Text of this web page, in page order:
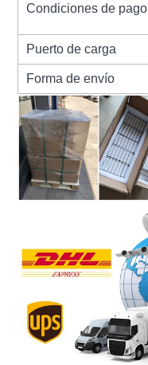
Condiciones de pago
Puerto de carga
Forma de envío